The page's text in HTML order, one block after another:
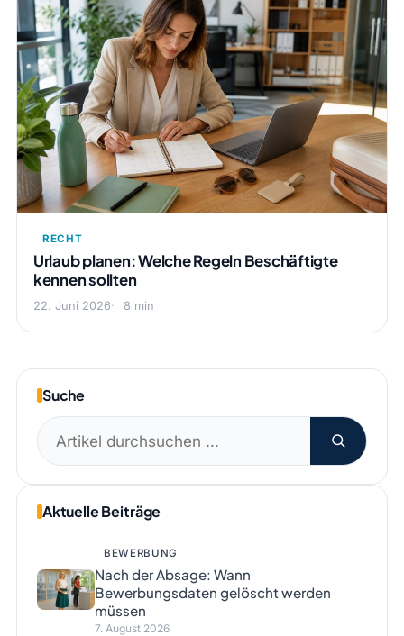
RECHT
Urlaub planen: Welche Regeln Beschäftigte
kennen sollten
22. Juni 2026 8 min
Suche
Suchen
nach:
Aktuelle Beiträge
BEWERBUNG
Nach der Absage: Wann
Bewerbungsdaten gelöscht werden
müssen
7. August 2026